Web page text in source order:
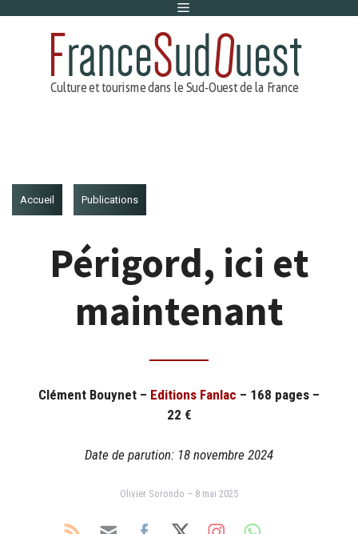
Menu
Accueil Publications
Périgord, ici et
maintenant
Clément Bouynet – Editions Fanlac – 168 pages –
22 €
Date de parution: 18 novembre 2024
Olivier Sorondo – 8 mai 2025